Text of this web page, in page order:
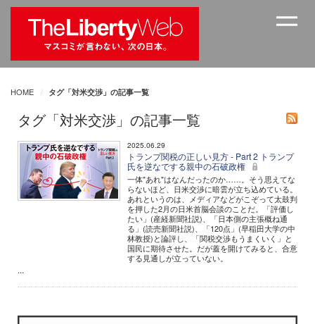
HOME タグ「対米交渉」の記事一覧
タグ「対米交渉」の記事一覧
2025.06.29
トランプ関税の正しい見方 - Part 2 トランプ
氏を逆なでする親中の石破政権
一体"あれ"はなんだったのか……。そう思えてな
らないほど、日米交渉に暗雲が立ち込めている。
あれというのは、メディアなどがこぞって太鼓判
を押した2月の日米首脳会談のことだ。「評価し
たい」(産経新聞社説)、「日本側の主張概ね通
る」(読売新聞社説)、「120点」(早稲田大学の中
林教授)と論評し、「関税交渉もうまくいく」と
国民に期待させた。だが蓋を開けてみると、合意
する見通しが立っていない。
...